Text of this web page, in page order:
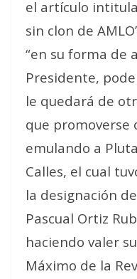
el artículo
sin clon de
“en su forma de
Presidente,
le quedará de
que promoverse
emulando a
Calles, el cual
la designación
Pascual Ortiz
haciendo valer
Máximo de la